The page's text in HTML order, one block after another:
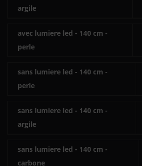
argile
avec lumiere led - 140 cm -
perle
sans lumiere led - 140 cm -
perle
sans lumiere led - 140 cm -
argile
sans lumiere led - 140 cm -
carbone